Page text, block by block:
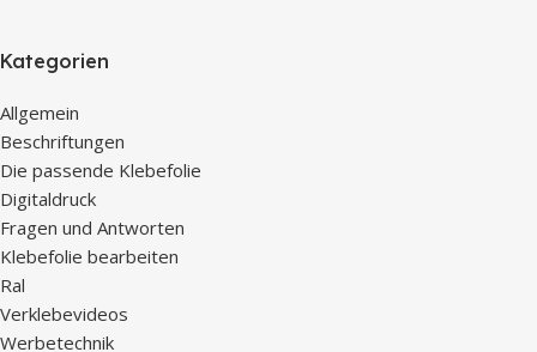
Kategorien
Allgemein
Beschriftungen
Die passende Klebefolie
Digitaldruck
Fragen und Antworten
Klebefolie bearbeiten
Ral
Verklebevideos
Werbetechnik